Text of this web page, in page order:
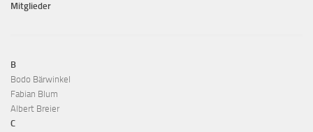
Mitglieder
B
Bodo Bärwinkel
Fabian Blum
Albert Breier
C